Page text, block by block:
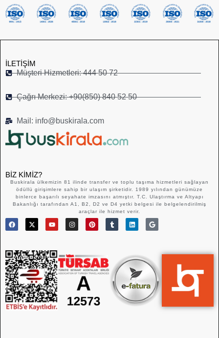
İLETIŞIM
Müşteri Hizmetleri: 444 50 72
Çağrı Merkezi: +90(850) 840 52 50
Mail: info@buskirala.com
BIZ KIMIZ?
Buskirala ülkemizin 81 ilinde transfer ve toplu taşıma hizmetleri sağlayan
ödüllü girişimlere sahip bir ulaşım şirketidir. 1989 yılından günümüze
binlerce başarılı seyahate imzasını atmıştır. T.C. Ulaştırma ve Altyapı
Bakanlığı tarafından A1, B2, D2 ve D4 yetki belgesi ile belgelendirilmiş
araçlar ile hizmet verir.